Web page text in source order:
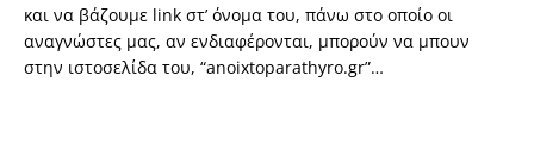
και να βάζουμε link στ’ όνομα του, πάνω στο οποίο οι
αναγνώστες μας, αν ενδιαφέρονται, μπορούν να μπουν
στην ιστοσελίδα του, “anoixtoparathyro.gr”…